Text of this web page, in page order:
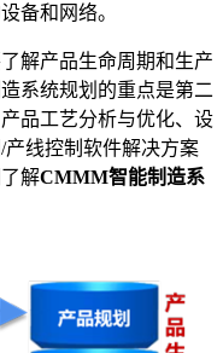
备和网络。
解产品生命周期和生产
系统规划的重点是第二
品工艺分析与优化、设
线控制软件解决方案
解CMMM智能制造系